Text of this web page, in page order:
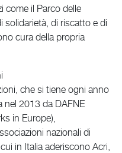
come il Parco delle
solidarietà, di riscatto e di
cura della propria
che si tiene ogni anno
nel 2013 da DAFNE
in Europe),
nazionali di
in Italia aderiscono Acri,